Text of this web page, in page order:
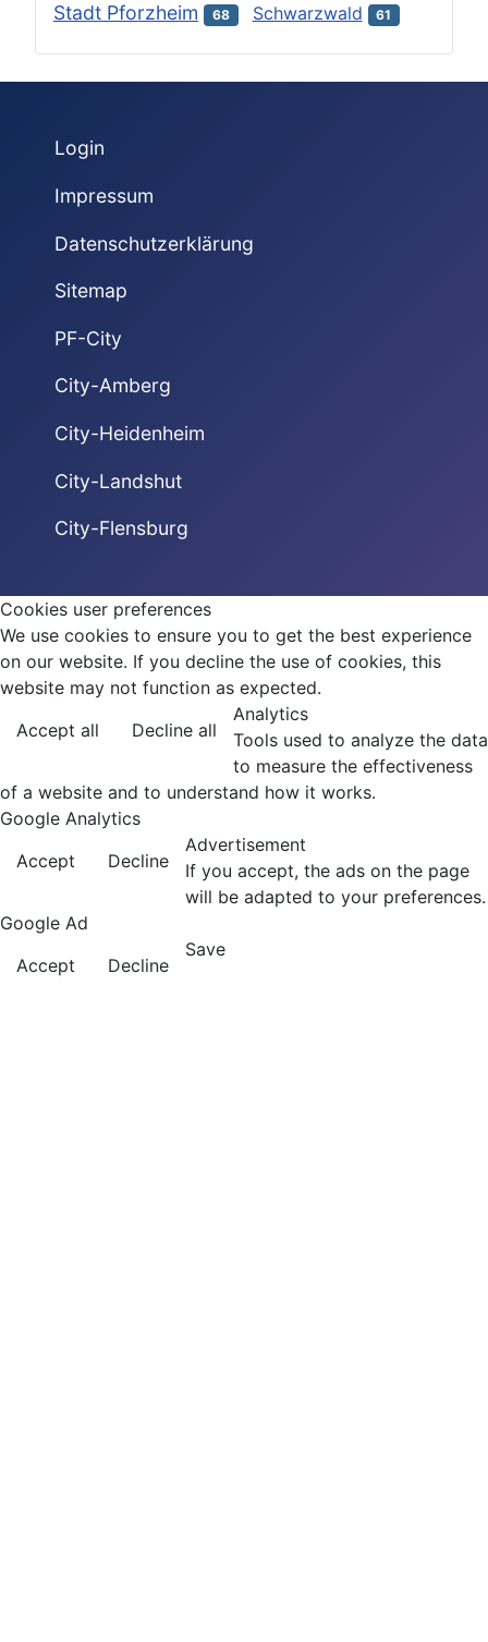
Stadt Pforzheim 68 Schwarzwald 61
Login
Impressum
Datenschutzerklärung
Sitemap
PF-City
City-Amberg
City-Heidenheim
City-Landshut
City-Flensburg
Cookies user preferences
We use cookies to ensure you to get the best experience
on our website. If you decline the use of cookies, this
website may not function as expected.
Accept all
Decline all
Analytics
Tools used to analyze the data
to measure the effectiveness
of a website and to understand how it works.
Google Analytics
Accept
Decline
Advertisement
If you accept, the ads on the page
will be adapted to your preferences.
Google Ad
Accept
Decline
Save